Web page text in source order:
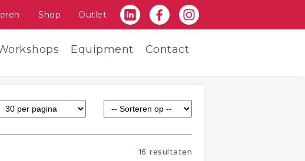
Shop Outlet
Equipment Contact
16 resultaten